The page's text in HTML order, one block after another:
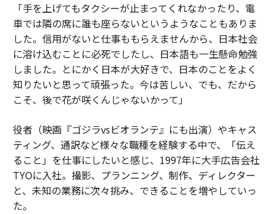
「手を上げてもタクシーが止まってくれなかったり、電
車では隣の席に誰も座らないというようなこともありま
した。信用がないと仕事ももらえませんから、日本社会
に溶け込むことに必死でしたし、日本語も一生懸命勉強
しました。とにかく日本が大好きで、日本のことをよく
知りたいと思って頑張った。今は苦しい、でも、だから
こそ、後で花が咲くんじゃないかって」
役者（映画『ゴジラvsビオランテ』にも出演）やキャス
ティング、通訳など様々な職種を経験する中で、「伝え
ること」を仕事にしたいと感じ、1997年に大手広告会社
TYOに入社。撮影、プランニング、制作、ディレクター
と、未知の業務に次々挑み、できることを増やしていっ
た。